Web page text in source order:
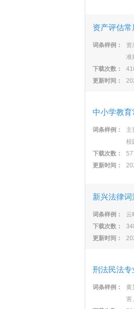
资产评估常
词条样例：
资
准
下载次数：
更新时间：
中小学教育
词条样例：
主
校
下载次数：
更新时间：
新兴法律词
词条样例：
云
下载次数：
更新时间：
刑法民法专
词条样例：
黄
害